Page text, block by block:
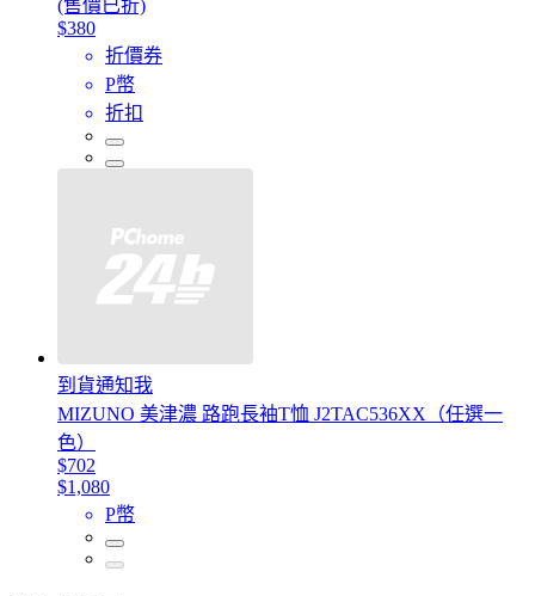
(售價已折)
$380
折價券
P幣
折扣
到貨通知我
MIZUNO 美津濃 路跑長袖T恤 J2TAC536XX（任選一
色）
$702
$1,080
P幣